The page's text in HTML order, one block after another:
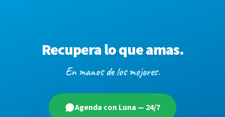
Recupera lo que amas.
En manos de los mejores.
Agenda con Luna — 24/7